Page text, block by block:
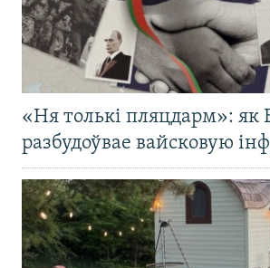
«Ня толькі пляцдарм»: як
разбудоўвае вайсковую